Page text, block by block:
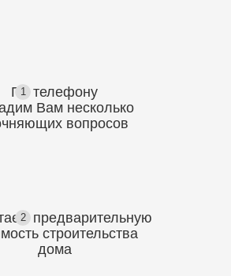
1
По телефону
Вам несколько
вопросов
2
предварительную
строительства
дома